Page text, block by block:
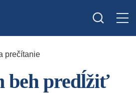
prečítanie
beh predĺžiť